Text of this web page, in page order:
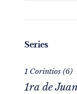
Series
1 Corintios (6)
1ra de Juan